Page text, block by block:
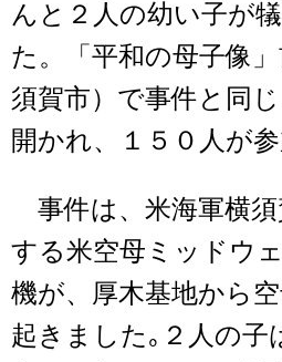
んと２人の幼い子が
た。「平和の母子像
須賀市）で事件と同
開かれ、１５０人が
事件は、米海軍横須
する米空母ミッドウ
機が、厚木基地から
起きました｡２人の子